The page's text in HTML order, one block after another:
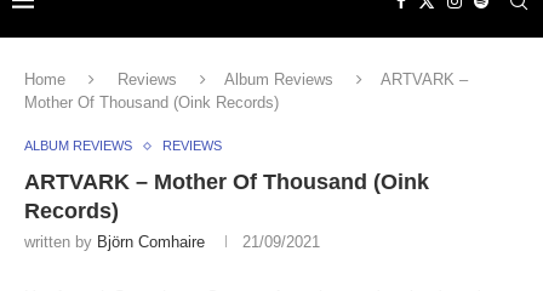
Home Reviews Album Reviews
ARTVARK –
Mother Of Thousand (Oink Records)
ALBUM REVIEWS REVIEWS
ARTVARK – Mother Of Thousand (Oink
Records)
written by Björn Comhaire 21/09/2021